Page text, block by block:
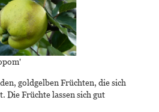
goldgelben Früchten, die sich
Die Früchte lassen sich gut